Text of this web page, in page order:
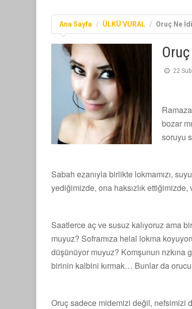
Ana Sayfa ÜLKÜ VURAL Oruç Ne
22
bozar
soruyu
Sabah ezanıyla birlikte lokmamızı,
yediğimizde, ona haksızlık
Saatlerce aç ve susuz kalıyoruz ama
muyuz? Soframıza helal lokma
düşünüyor muyuz? Komşunun rızkına
birinin kalbini kırmak… Bunlar da orucu
Oruç sadece midemizi değil, nefsimizi